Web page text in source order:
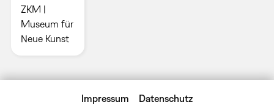
ZKM |
Museum für
Neue Kunst
Impressum Datenschutz